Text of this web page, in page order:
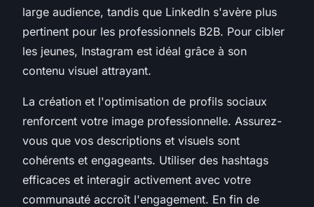
large audience, tandis que LinkedIn s'avère plus
pertinent pour les professionnels B2B. Pour cibler
les jeunes, Instagram est idéal grâce à son
contenu visuel attrayant.
La création et l'optimisation de profils sociaux
renforcent votre image professionnelle. Assurez-
vous que vos descriptions et visuels sont
cohérents et engageants. Utiliser des hashtags
efficaces et interagir activement avec votre
communauté accroît l'engagement. En fin de